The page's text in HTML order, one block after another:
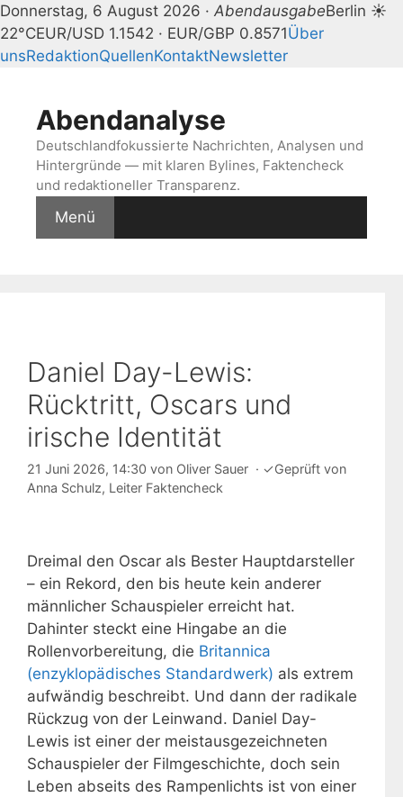
Donnerstag, 6 August 2026 · AbendausgabeBerlin ☀
22°CEUR/USD 1.1542 · EUR/GBP 0.8571Über
unsRedaktionQuellenKontaktNewsletter
springenAbendanalyse
Deutschlandfokussierte Nachrichten, Analysen und
Hintergründe — mit klaren Bylines, Faktencheck
und redaktioneller Transparenz.
Menü
Daniel Day-Lewis:
Rücktritt, Oscars und
irische Identität
21 Juni 2026, 14:30 von Oliver Sauer · ✓Geprüft von
Anna Schulz, Leiter Faktencheck
Dreimal den Oscar als Bester Hauptdarsteller
– ein Rekord, den bis heute kein anderer
männlicher Schauspieler erreicht hat.
Dahinter steckt eine Hingabe an die
Rollenvorbereitung, die Britannica
(enzyklopädisches Standardwerk) als extrem
aufwändig beschreibt. Und dann der radikale
Rückzug von der Leinwand. Daniel Day-
Lewis ist einer der meistausgezeichneten
Schauspieler der Filmgeschichte, doch sein
Leben abseits des Rampenlichts ist von einer